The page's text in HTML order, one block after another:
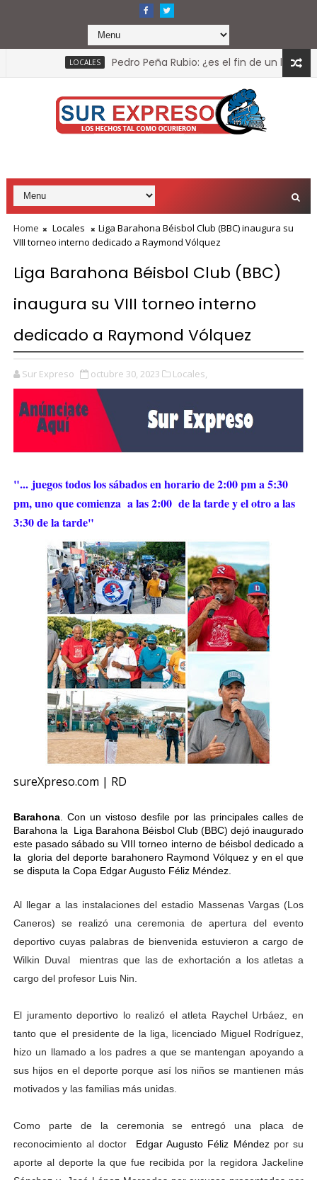
LOCALES Pedro Peña Rubio: ¿es el fin de un liderazgo
Home Locales
Liga Barahona Béisbol Club (BBC) inaugura su
VIII torneo interno dedicado a Raymond Vólquez
Liga Barahona Béisbol Club (BBC)
inaugura su VIII torneo interno
dedicado a Raymond Vólquez
Sur Expreso octubre 30, 2023 Locales,
"... juegos todos los sábados en horario de 2:00 pm a 5:30
pm, uno que comienza a las 2:00 de la tarde y el otro a las
3:30 de la tarde"
sureXpreso.com | RD
Barahona. Con un vistoso desfile por las principales calles de
Barahona la
Liga Barahona Béisbol Club (BBC) dejó inaugurado
este pasado sábado su VIII torneo interno de béisbol dedicado a
la
gloria del deporte barahonero Raymond Vólquez y en el que
se disputa la Copa Edgar Augusto Féliz Méndez.
Al llegar a las instalaciones del estadio Massenas Vargas (Los
Caneros) se realizó una ceremonia de apertura del evento
deportivo cuyas palabras de bienvenida estuvieron a cargo de
Wilkin Duval
mientras que las de exhortación a los atletas a
cargo del profesor Luis Nin.
El juramento deportivo lo realizó el atleta Raychel Urbáez, en
tanto que el presidente de la liga, licenciado Miguel Rodríguez,
hizo un llamado a los padres a que se mantengan apoyando a
sus hijos en el deporte porque así los niños se mantienen más
motivados y las familias más unidas.
Como parte de la ceremonia se entregó una placa de
reconocimiento al doctor
Edgar Augusto Féliz Méndezpor su
aporte al deporte la que fue recibida por la regidora Jackeline